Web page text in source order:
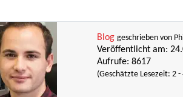
Blog geschrieben von
Veröffentlicht am:
Aufrufe: 8617
(Geschätzte Lesezeit: 2